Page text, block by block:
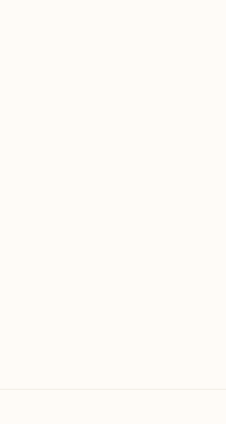
pela nossa instabilidade emocional